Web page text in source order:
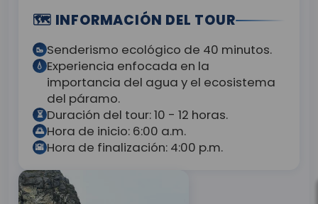
🗺️ INFORMACIÓN DEL TOUR
🥾 Senderismo ecológico de 40 minutos.
💧 Experiencia enfocada en la
importancia del agua y el ecosistema
del páramo.
⏳ Duración del tour: 10 - 12 horas.
🌅 Hora de inicio: 6:00 a.m.
🌇 Hora de finalización: 4:00 p.m.